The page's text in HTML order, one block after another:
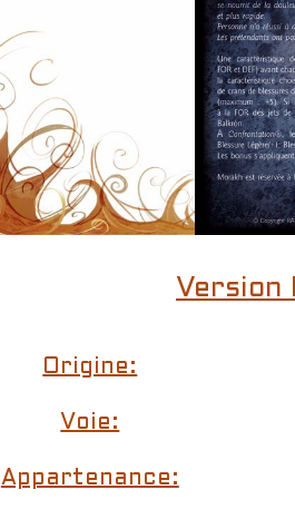
Version
Origine:
Voie:
Appartenance: